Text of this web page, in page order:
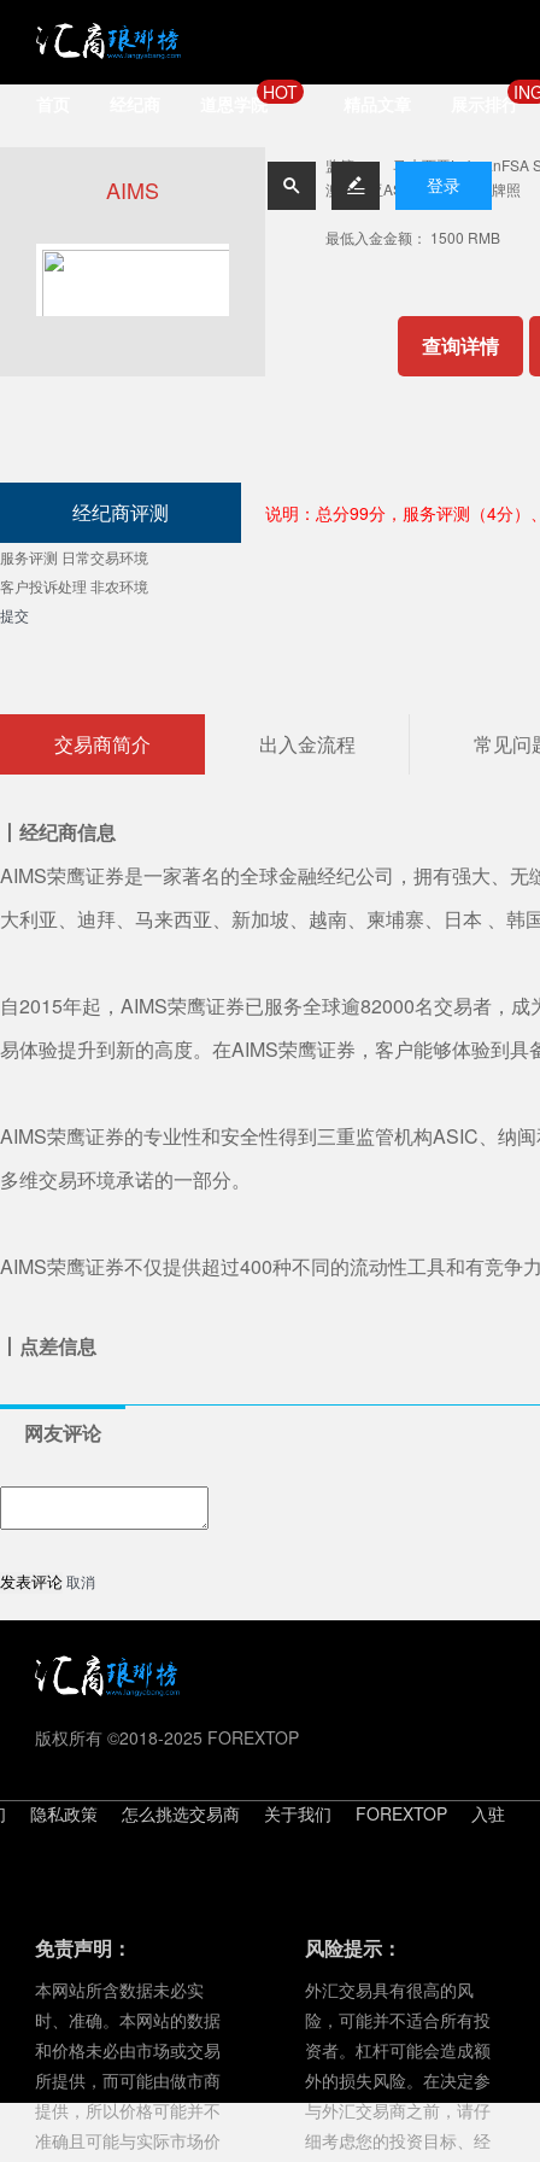
道恩学院HOT 展示排行
  登录
AIMS
监管：
马来西亚LabuanFSA
澳大利亚ASIC STP直通式牌照
最低入金金额： 1500 RMB
查询详情
经纪商评测 说明：总分99分，服务评测（4分
服务评测 日常交易环境
客户投诉处理 非农环境
提交
交易商简介 出入金流程 常见问
丨经纪商信息
AIMS荣鹰证券是一家著名的全球金融经纪公司，拥有强大、
大利亚、迪拜、马来西亚、新加坡、越南、柬埔寨、日本 、
自2015年起，AIMS荣鹰证券已服务全球逾82000名交易者，
易体验提升到新的高度。在AIMS荣鹰证券，客户能够体验到
AIMS荣鹰证券的专业性和安全性得到三重监管机构ASIC、纳
多维交易环境承诺的一部分。
AIMS荣鹰证券不仅提供超过400种不同的流动性工具和有竞
丨点差信息
网友评论
取消
版权所有 ©2018-2025 FOREXTOP
入驻
FOREXTOP
关于我们
怎么挑选交易商
隐私政策
风险提示：
外汇交易具有很高的风
险，可能并不适合所有投
资者。杠杆可能会造成额
外的损失风险。在决定参
与外汇交易商之前，请仔
细考虑您的投资目标、经
免责声明：
本网站所含数据未必实
时、准确。本网站的数据
和价格未必由市场或交易
所提供，而可能由做市商
提供，所以价格可能并不
准确且可能与实际市场价